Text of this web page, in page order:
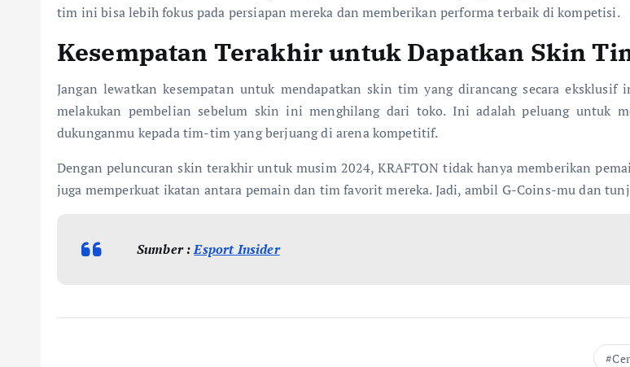
tim ini bisa lebih fokus pada persiapan mereka dan memberikan performa terbaik di kompetisi.
Kesempatan Terakhir untuk Dapatkan Skin
Jangan lewatkan kesempatan untuk mendapatkan skin tim yang dirancang secara
melakukan pembelian sebelum skin ini menghilang dari toko. Ini adalah peluang untuk
dukunganmu kepada tim-tim yang berjuang di arena kompetitif.
Dengan peluncuran skin terakhir untuk musim 2024, KRAFTON tidak hanya memberikan
juga memperkuat ikatan antara pemain dan tim favorit mereka. Jadi, ambil G-Coins-mu dan
Sumber :Esport Insider